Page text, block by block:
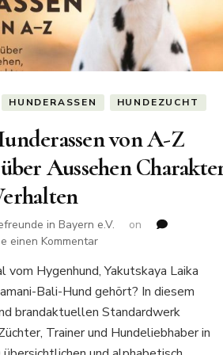
HUNDERASSEN HUNDEZUCHT
von A-Z
Aussehen
in Bayern e.V.
on
einen Kommentarzu
Hunderassen
von
A-
Alles
vom Hygenhund, Yakutskaya Laika
Bali-Hund gehört? In diesem
brandaktuellen Standardwerk
Trainer und Hundeliebhaber in